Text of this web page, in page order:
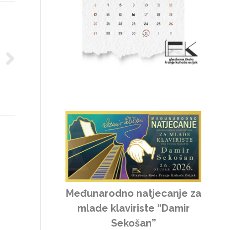
Međunarodno natjecanje za
mlade klaviriste “Damir
Sekošan”